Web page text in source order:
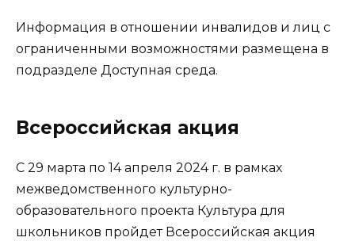
Информация в отношении инвалидов и лиц с
ограниченными возможностями размещена в
подразделе Доступная среда.
Всероссийская акция
С 29 марта по 14 апреля 2024 г. в рамках
межведомственного культурно-
образовательного проекта Культура для
школьников пройдет Всероссийская акция